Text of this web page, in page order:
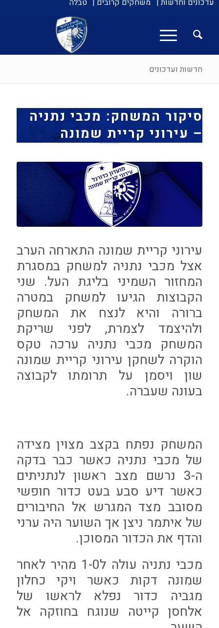
עדכונים וחדשות | משחקים קרובים | טבלה
חדשות ועדכונים
סיקור המשחק: מכבי נתניה
– עירוני קריית שמונה
עירוני קריית שמונה התארחה הערב
אצל מכבי נתניה למשחק במסגרת
המחזור השמיני בליגת העל. שני
הקבוצות הגיעו למשחק במטרה
ברורה והיא לנצח את המשחק
ולהיצמד לצמרת, לפני שריקת
המשחק מכבי נתניה ערכה טקס
הוקרה לשחקן עירוני קריית שמונה
שון ויסמן על תרומתו לקבוצה
בעונה שעברה.
המשחק נפתח בקצב מצוין מצידה
של מכבי נתניה כאשר כבר בדקה
ה-3 נרשם מצב ראשון לנתניתים
כאשר דיע סבע בעט כדור חופשי
מסובב מצד המגרש אל החיבורים
של איתמר ניצן אך השוער היה ערני
והדף את הכדור המסוכן.
מכבי נתניה עולה ל1-0 מהיר לאחר
שמונה דקות כאשר ויקי כחלון
מגביה כדור נפלא לראשו של
אלחסן קייטה שנוגח בחוזקה אל